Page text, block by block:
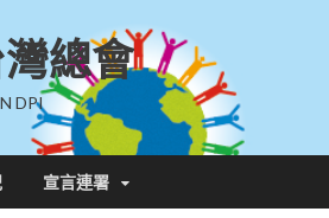
總會
DPI
宣言連署